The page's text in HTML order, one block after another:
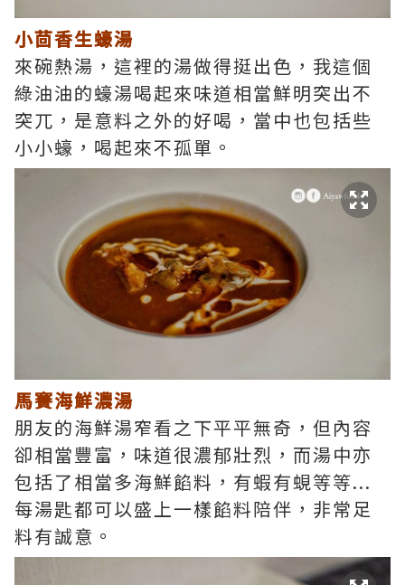
小茴香生蠔湯
來碗熱湯，這裡的湯做得挺出色，我這個
綠油油的蠔湯喝起來味道相當鮮明突出不
突兀，是意料之外的好喝，當中也包括些
小小蠔，喝起來不孤單。
馬賽海鮮濃湯
朋友的海鮮湯窄看之下平平無奇，但內容
卻相當豐富，味道很濃郁壯烈，而湯中亦
包括了相當多海鮮餡料，有蝦有蜆等等...
每湯匙都可以盛上一樣餡料陪伴，非常足
料有誠意。